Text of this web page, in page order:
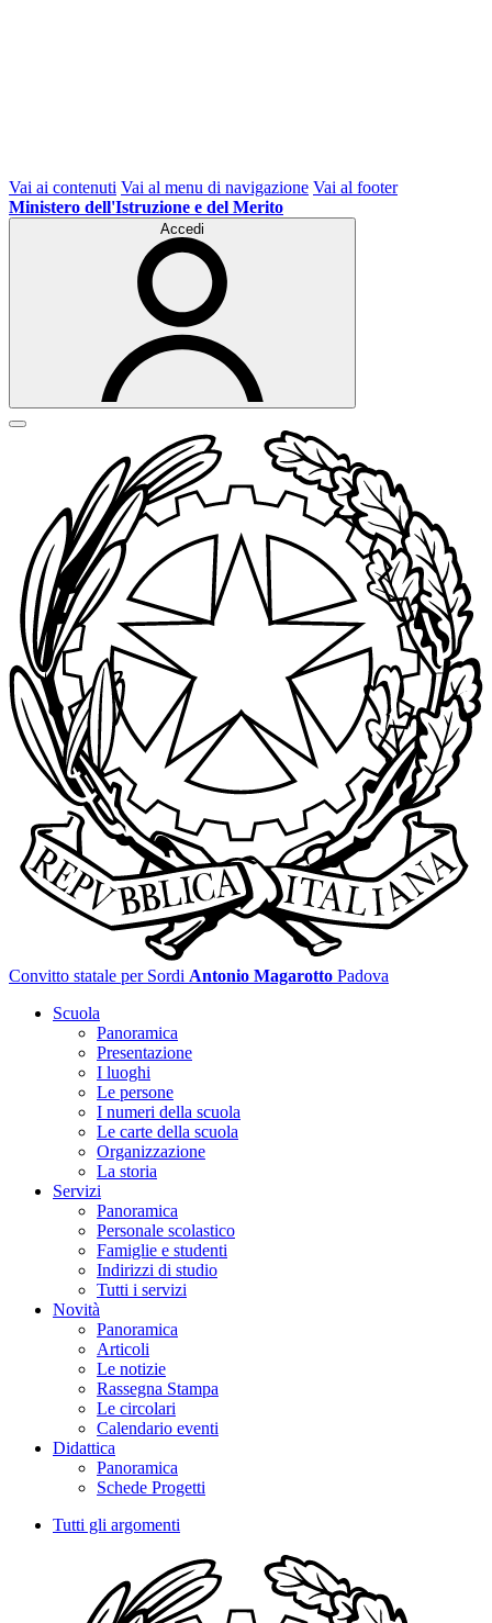
Vai ai contenuti Vai al menu di navigazione Vai al footer
Ministero dell'Istruzione e del Merito
Accedi
Convitto statale per Sordi Antonio Magarotto Padova
Scuola
Panoramica
Presentazione
I luoghi
Le persone
I numeri della scuola
Le carte della scuola
Organizzazione
La storia
Servizi
Panoramica
Personale scolastico
Famiglie e studenti
Indirizzi di studio
Tutti i servizi
Novità
Panoramica
Articoli
Le notizie
Rassegna Stampa
Le circolari
Calendario eventi
Didattica
Panoramica
Schede Progetti
Tutti gli argomenti